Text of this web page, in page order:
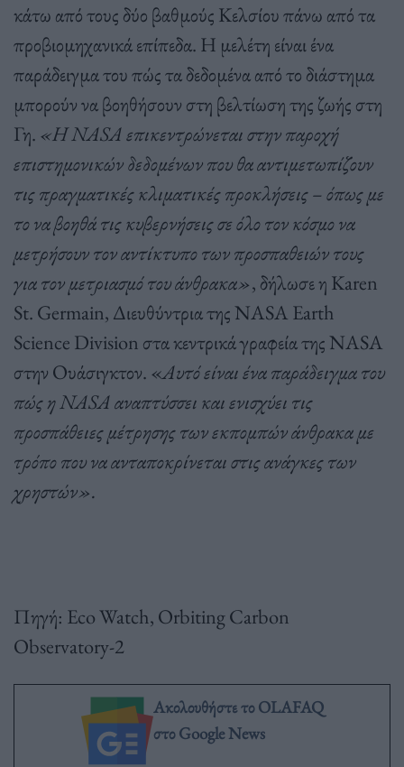
κάτω από τους δύο βαθμούς Κελσίου πάνω από τα
προβιομηχανικά επίπεδα. Η μελέτη είναι ένα
παράδειγμα του πώς τα δεδομένα από το διάστημα
μπορούν να βοηθήσουν στη βελτίωση της ζωής στη
Γη. «Η NASA επικεντρώνεται στην παροχή
επιστημονικών δεδομένων που θα αντιμετωπίζουν
τις πραγματικές κλιματικές προκλήσεις – όπως με
το να βοηθά τις κυβερνήσεις σε όλο τον κόσμο να
μετρήσουν τον αντίκτυπο των προσπαθειών τους
για τον μετριασμό του άνθρακα», δήλωσε η Karen
St. Germain, Διευθύντρια της NASA Earth
Science Division στα κεντρικά γραφεία της NASA
στην Ουάσιγκτον. «Αυτό είναι ένα παράδειγμα του
πώς η NASA αναπτύσσει και ενισχύει τις
προσπάθειες μέτρησης των εκπομπών άνθρακα με
τρόπο που να ανταποκρίνεται στις ανάγκες των
χρηστών».
Πηγή: Eco Watch, Orbiting Carbon
Observatory-2
Ακολουθήστε το OLAFAQ
στο Google News